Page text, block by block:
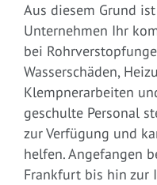
Aus diesem Grund
Unternehmen Ihr
bei
Wasserschäden,
Klempnerarbeiten
geschulte Personal
zur Verfügung und
helfen. Angefangen
Frankfurt bis hin zur